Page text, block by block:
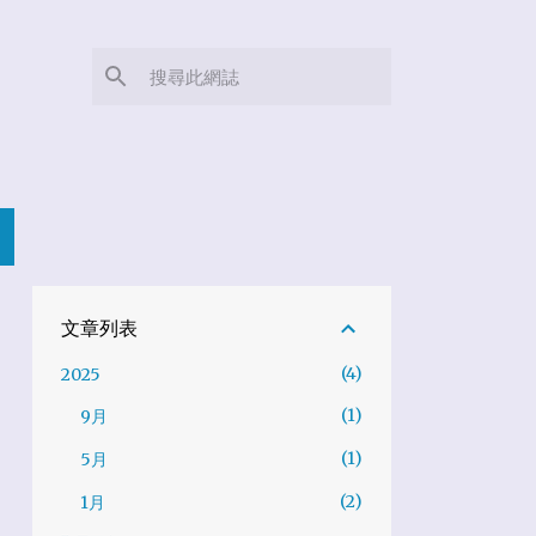
文章列表
2025
4
9月
1
5月 1
1月 2